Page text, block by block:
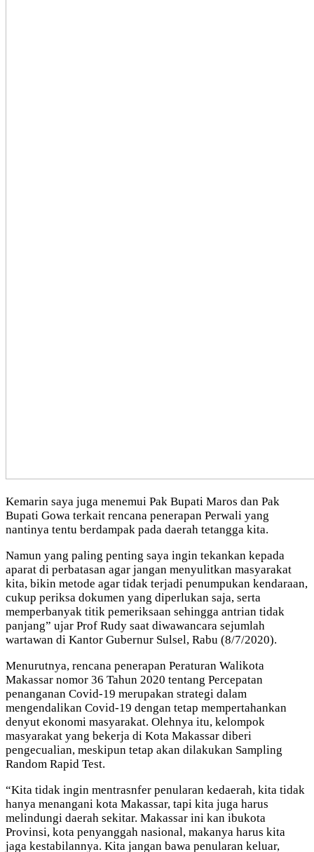
Kemarin saya juga menemui Pak Bupati Maros dan Pak
Bupati Gowa terkait rencana penerapan Perwali yang
nantinya tentu berdampak pada daerah tetangga kita.
Namun yang paling penting saya ingin tekankan kepada
aparat di perbatasan agar jangan menyulitkan masyarakat
kita, bikin metode agar tidak terjadi penumpukan kendaraan,
cukup periksa dokumen yang diperlukan saja, serta
memperbanyak titik pemeriksaan sehingga antrian tidak
panjang” ujar Prof Rudy saat diwawancara sejumlah
wartawan di Kantor Gubernur Sulsel, Rabu (8/7/2020).
Menurutnya, rencana penerapan Peraturan Walikota
Makassar nomor 36 Tahun 2020 tentang Percepatan
penanganan Covid-19 merupakan strategi dalam
mengendalikan Covid-19 dengan tetap mempertahankan
denyut ekonomi masyarakat. Olehnya itu, kelompok
masyarakat yang bekerja di Kota Makassar diberi
pengecualian, meskipun tetap akan dilakukan Sampling
Random Rapid Test.
“Kita tidak ingin mentrasnfer penularan kedaerah, kita tidak
hanya menangani kota Makassar, tapi kita juga harus
melindungi daerah sekitar. Makassar ini kan ibukota
Provinsi, kota penyanggah nasional, makanya harus kita
jaga kestabilannya. Kita jangan bawa penularan keluar,